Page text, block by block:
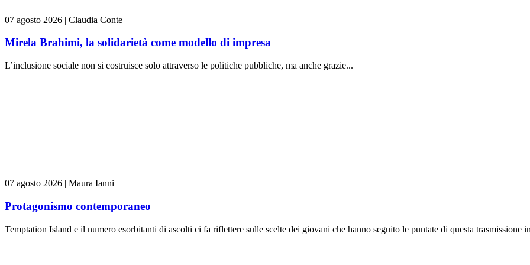
07 agosto 2026 | Claudia Conte
Mirela Brahimi, la solidarietà come modello di impresa
L’inclusione sociale non si costruisce solo attraverso le politiche pubbliche, ma anche grazie...
07 agosto 2026 | Maura Ianni
Protagonismo contemporaneo
Temptation Island e il numero esorbitanti di ascolti ci fa riflettere sulle scelte dei giovani che hanno seguito le puntate di questa trasmissione